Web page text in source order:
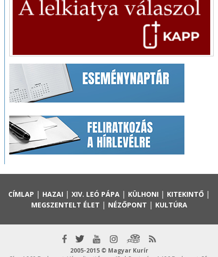
CÍMLAP | HAZAI | XIV. LEÓ PÁPA| KÜLHONI | KITEKINTŐ|
MEGSZENTELT ÉLET | NÉZŐPONT | KULTÚRA
2005-2015 © Magyar Kurír